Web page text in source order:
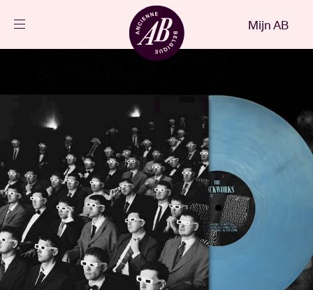
NL
Projecten
Nieuws
Bezoekersinfo
Mijn AB